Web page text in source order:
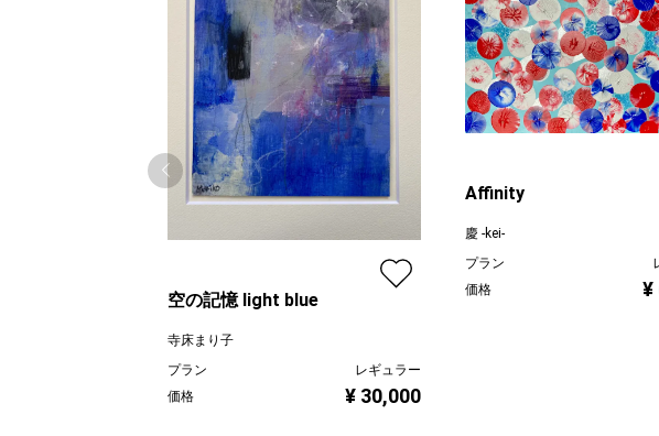
空の記憶 light blue
寺床まり子
プラン
レギュラー
価格
¥ 30,000
Affinity
慶 -kei-
プラン
価格
¥